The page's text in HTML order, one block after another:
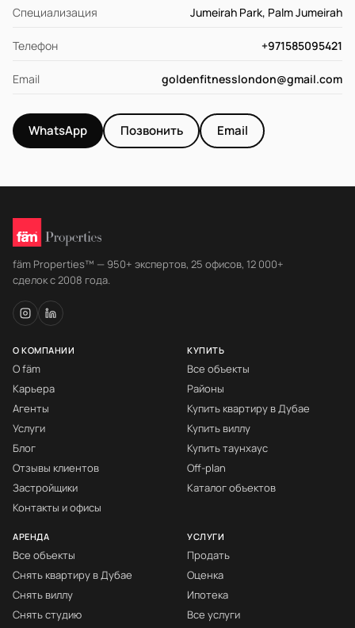
Специализация Jumeirah Park, Palm Jumeirah
Телефон +971585095421
Email goldenfitnesslondon@gmail.com
WhatsApp Позвонить Email
fäm Properties™ — 950+ экспертов, 25 офисов, 12 000+
сделок с 2008 года.
О КОМПАНИИ
О fäm
Карьера
Агенты
Услуги
Блог
Отзывы клиентов
Застройщики
Контакты и офисы
КУПИТЬ
Все объекты
Районы
Купить квартиру в Дубае
Купить виллу
Купить таунхаус
Off-plan
Каталог объектов
АРЕНДА
Все объекты
Снять квартиру в Дубае
Снять виллу
Снять студию
УСЛУГИ
Продать
Оценка
Ипотека
Все услуги